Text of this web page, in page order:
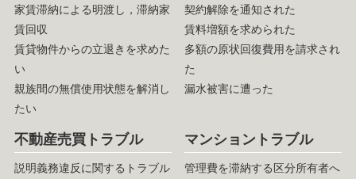
家賃滞納による明渡し，滞納家
賃回収
賃貸物件からの立退きを求めた
い
親族間の無償使用状態を解消し
たい
契約解除を通知された
賃料増額を求められた
多額の原状回復費用を請求され
た
漏水被害に遭った
不動産売買トラブル
説明義務違反に関するトラブル
マンショントラブル
管理費を滞納する区分所有者へ